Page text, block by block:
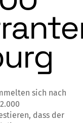
sich nach
dass der